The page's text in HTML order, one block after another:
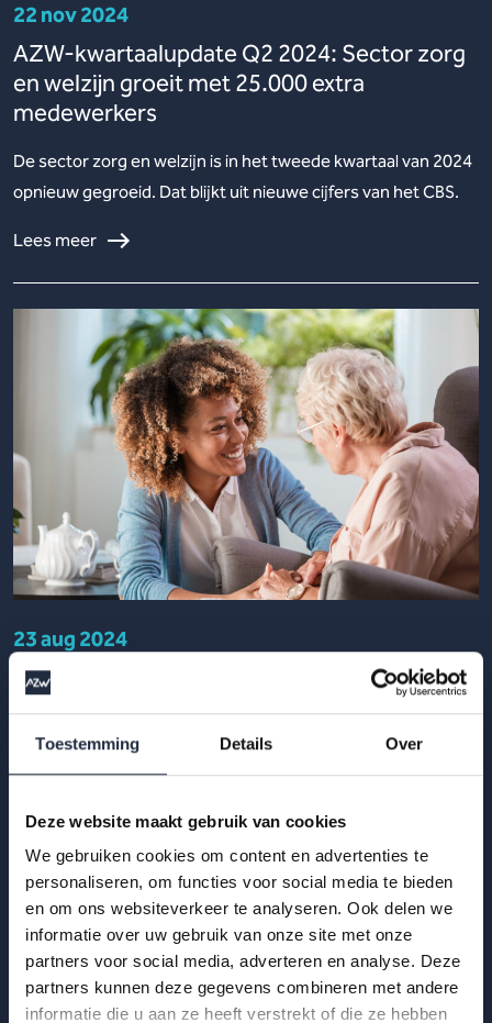
Toestemming Details Over
Deze website maakt gebruik van cookies
We gebruiken cookies om content en advertenties te
personaliseren, om functies voor social media te bieden
en om ons websiteverkeer te analyseren. Ook delen we
informatie over uw gebruik van onze site met onze
partners voor social media, adverteren en analyse. Deze
partners kunnen deze gegevens combineren met andere
informatie die u aan ze heeft verstrekt of die ze hebben
22 nov 2024
AZW-kwartaalupdate Q2 2024: Sector zorg
en welzijn groeit met 25.000 extra
medewerkers
De sector zorg en welzijn is in het tweede kwartaal van 2024
opnieuw gegroeid. Dat blijkt uit nieuwe cijfers van het CBS.
Lees meer
23 aug 2024
AZW-kwartaalupdate Q1 2024: Sector zorg
en welzijn opnieuw gegroeid, met 26.000
extra zorgmedewerkers
mensen in de sector zorg en welzijn komen werken. Dat blijkt
uit nieuwe cijfers van het CBS.
Lees meer